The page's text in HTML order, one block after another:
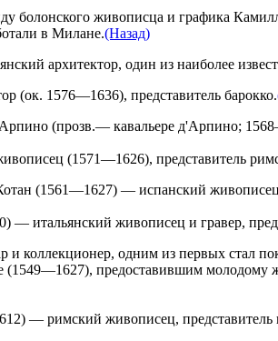
болонского живописца и графика
в Милане.(Назад)
архитектор, один из наиболее
(ок. 1576—1636), представитель барокко.
(прозв.— кавальере д'Арпино;
(1571—1626), представитель
(1561—1627) — испанский
итальянский живописец и гравер,
коллекционер, одним из первых стал
предоставившим молодому
— римский живописец, представитель